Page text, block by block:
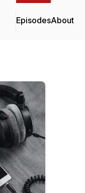
EpisodesAbout